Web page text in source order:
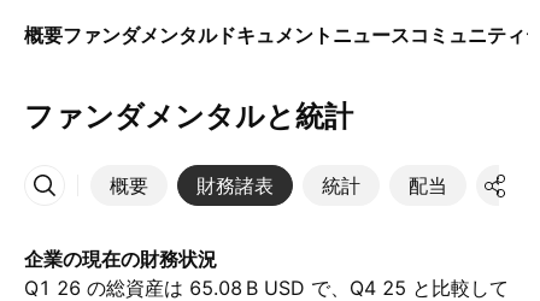
概要ファンダメンタルドキュメント ニュースコミュニティ
ファンダメンタルと統計
概要 財務諸表 統計 配当 決算
その他
企業の現在の財務状況
Q1 26 の総資産は ‪65.08 B‬ USD で、Q4 25 と比較して